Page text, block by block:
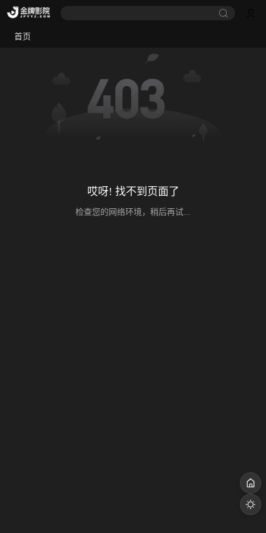
首页
哎呀! 找不到页面了
检查您的网络环境，稍后再试...